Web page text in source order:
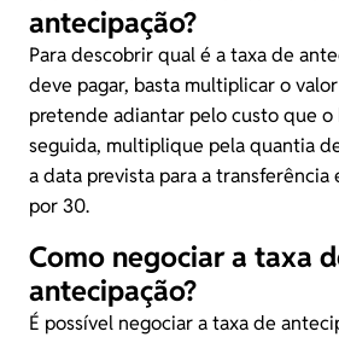
antecipação?
Para descobrir qual é a taxa de
deve pagar, basta multiplicar o
pretende adiantar pelo custo que o
seguida, multiplique pela quantia
a data prevista para a
por 30.
Como negociar a taxa
antecipação?
É possível negociar a taxa de